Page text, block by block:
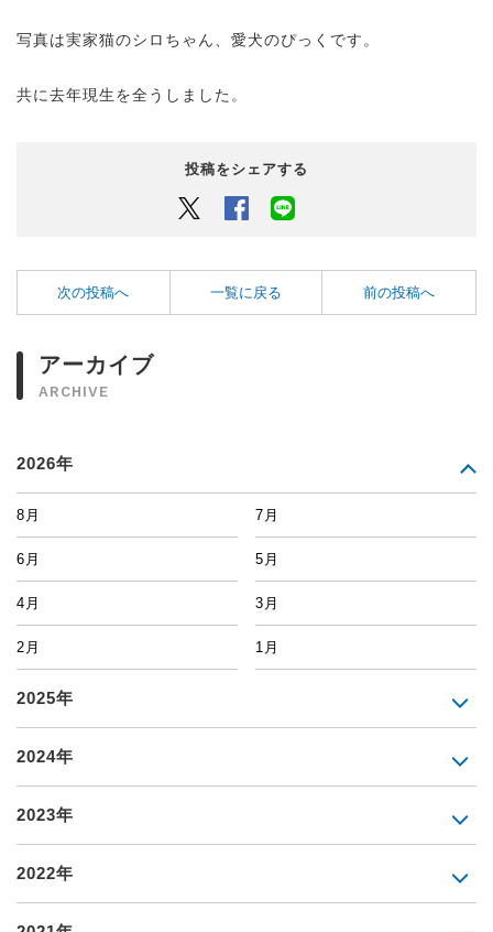
写真は実家猫のシロちゃん、愛犬のぴっくです。
共に去年現生を全うしました。
投稿をシェアする
Twitter Facebook
次の投稿へ 一覧に戻る 前の投稿へ
アーカイブ
ARCHIVE
2026年
8月 7月
6月 5月
4月 3月
2月 1月
2025年
2024年
2023年
2022年